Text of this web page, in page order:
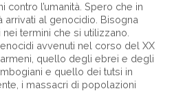
contro l’umanità. Spero che in
arrivati al genocidio. Bisogna
termini che si utilizzano.
avvenuti nel corso del XX
quello degli ebrei e degli
e quello dei tutsi in
i massacri di popolazioni